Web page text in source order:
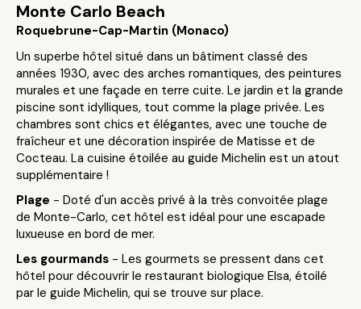
Monte Carlo Beach
Roquebrune-Cap-Martin (Monaco)
Un superbe hôtel situé dans un bâtiment classé des
années 1930, avec des arches romantiques, des peintures
murales et une façade en terre cuite. Le jardin et la grande
piscine sont idylliques, tout comme la plage privée. Les
chambres sont chics et élégantes, avec une touche de
fraîcheur et une décoration inspirée de Matisse et de
Cocteau. La cuisine étoilée au guide Michelin est un atout
supplémentaire !
Plage - Doté d'un accès privé à la très convoitée plage
de Monte-Carlo, cet hôtel est idéal pour une escapade
luxueuse en bord de mer.
Les gourmands - Les gourmets se pressent dans cet
hôtel pour découvrir le restaurant biologique Elsa, étoilé
par le guide Michelin, qui se trouve sur place.